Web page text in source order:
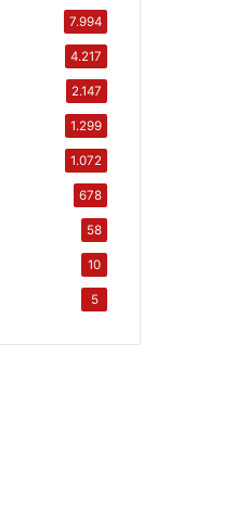
7.994
4.217
2.147
1.299
1.072
678
58
10
5